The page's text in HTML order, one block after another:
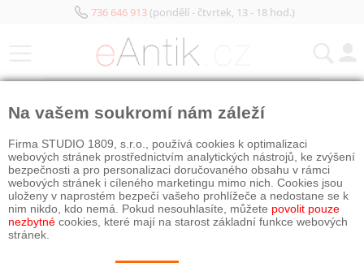
736 646 913(pondělí - čtvrtek, 13 - 18 hod.)
Na vašem soukromí nám záleží
Firma STUDIO 1809, s.r.o., používá cookies k optimalizaci
webových stránek prostřednictvím analytických nástrojů, ke zvýšení
bezpečnosti a pro personalizaci doručovaného obsahu v rámci
webových stránek i cíleného marketingu mimo nich. Cookies jsou
uloženy v naprostém bezpečí vašeho prohlížeče a nedostane se k
nim nikdo, kdo nemá. Pokud nesouhlasíte, můžete povolit pouze
nezbytné cookies, které mají na starost základní funkce webových
stránek.